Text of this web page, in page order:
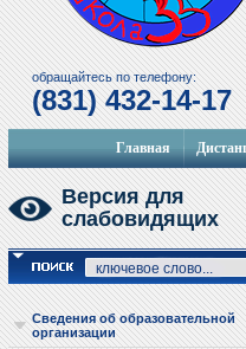
обращайтесь по телефону:
(831) 432-14-17
Главная
Версия для
слабовидящих
Сведения об образовательной
организации